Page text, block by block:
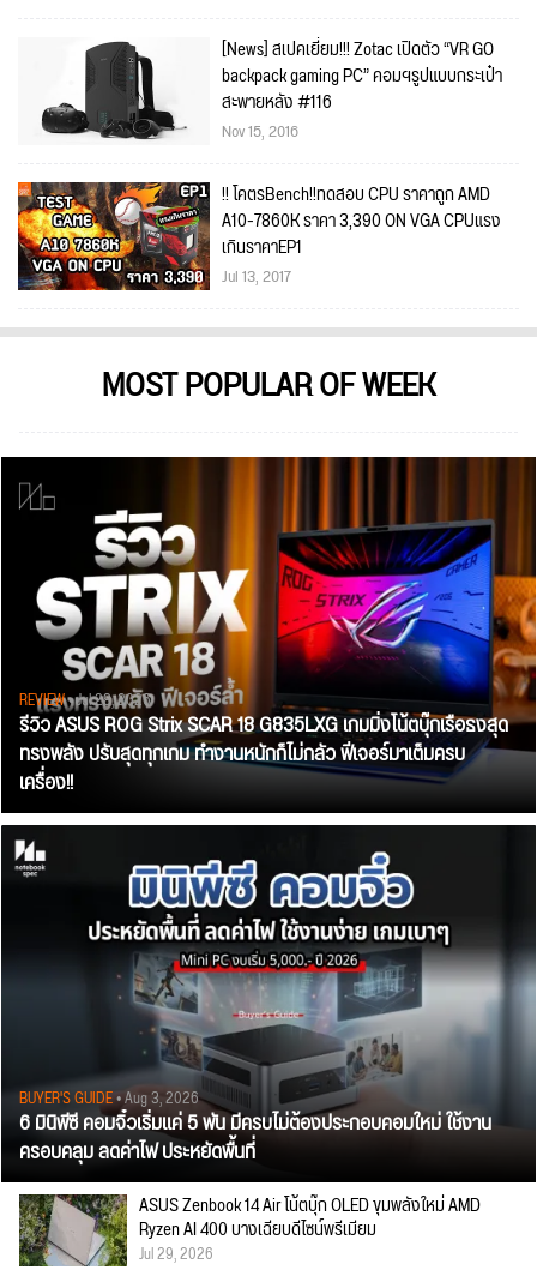
[News] สเปคเยี่ยม!!! Zotac เปิดตัว “VR GO
backpack gaming PC” คอมฯรูปแบบกระเป๋า
สะพายหลัง #116
Nov 15, 2016
!! โคตรBench!!ทดสอบ CPU ราคาถูก AMD
A10-7860K ราคา 3,390 ON VGA CPUแรง
เกินราคาEP1
Jul 13, 2017
MOST POPULAR OF WEEK
REVIEW• Jul 28, 2026
รีวิว ASUS ROG Strix SCAR 18 G835LXG เกมมิ่งโน้ตบุ๊กเรือธงสุด
ทรงพลัง ปรับสุดทุกเกม ทำงานหนักก็ไม่กลัว ฟีเจอร์มาเต็มครบ
เครื่อง!!
BUYER'S GUIDE• Aug 3, 2026
6 มินิพีซี คอมจิ๋วเริ่มแค่ 5 พัน มีครบไม่ต้องประกอบคอมใหม่ ใช้งาน
ครอบคลุม ลดค่าไฟ ประหยัดพื้นที่
ASUS Zenbook 14 Air โน้ตบุ๊ก OLED ขุมพลังใหม่ AMD
Ryzen AI 400 บางเฉียบดีไซน์พรีเมียม
Jul 29, 2026